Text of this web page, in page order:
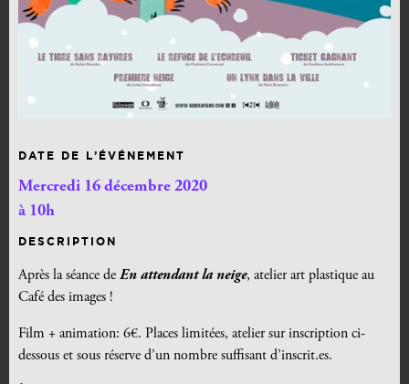
DATE DE L’ÉVÉNEMENT
Mercredi 16 décembre 2020
à 10h
DESCRIPTION
Après la séance de En attendant la neige, atelier art plastique au
Café des images !
Film + animation: 6€. Places limitées, atelier sur inscription ci-
dessous et sous réserve d’un nombre suffisant d’inscrit.es.